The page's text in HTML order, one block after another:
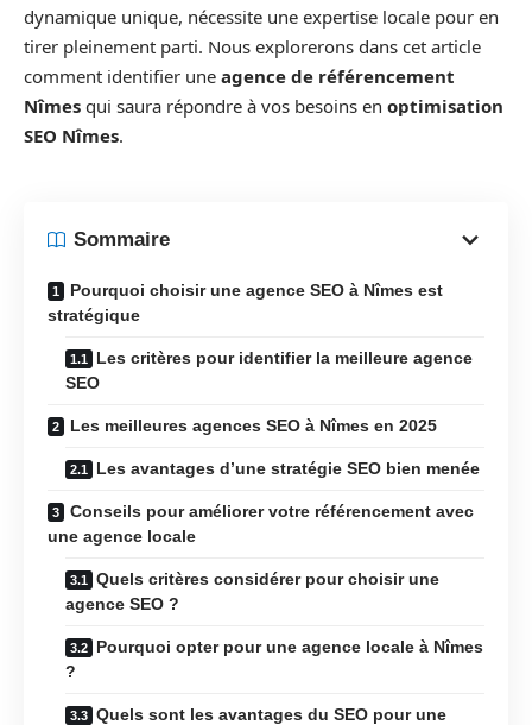
dynamique unique, nécessite une expertise locale pour en
tirer pleinement parti. Nous explorerons dans cet article
comment identifier une agence de référencement
Nîmes qui saura répondre à vos besoins en optimisation
SEO Nîmes.
Sommaire
Pourquoi choisir une agence SEO à Nîmes est
stratégique
Les critères pour identifier la meilleure agence
SEO
Les meilleures agences SEO à Nîmes en 2025
Les avantages d’une stratégie SEO bien menée
Conseils pour améliorer votre référencement avec
une agence locale
Quels critères considérer pour choisir une
agence SEO ?
Pourquoi opter pour une agence locale à Nîmes
?
Quels sont les avantages du SEO pour une